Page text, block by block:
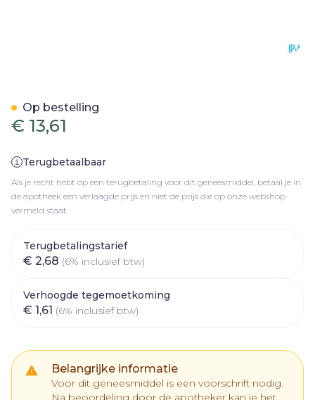
€ 13,61
Terugbetaalbaar
Als je recht hebt op een terugbetaling voor dit geneesmiddel, betaal je in
de apotheek een verlaagde prijs en niet de prijs die op onze webshop
vermeld staat.
Terugbetalingstarief
€ 2,68 (6% inclusief btw)
Verhoogde tegemoetkoming
€ 1,61 (6% inclusief btw)
Belangrijke informatie
Voor dit geneesmiddel is een voorschrift nodig.
Na beoordeling door de apotheker kan je het
Op bestelling